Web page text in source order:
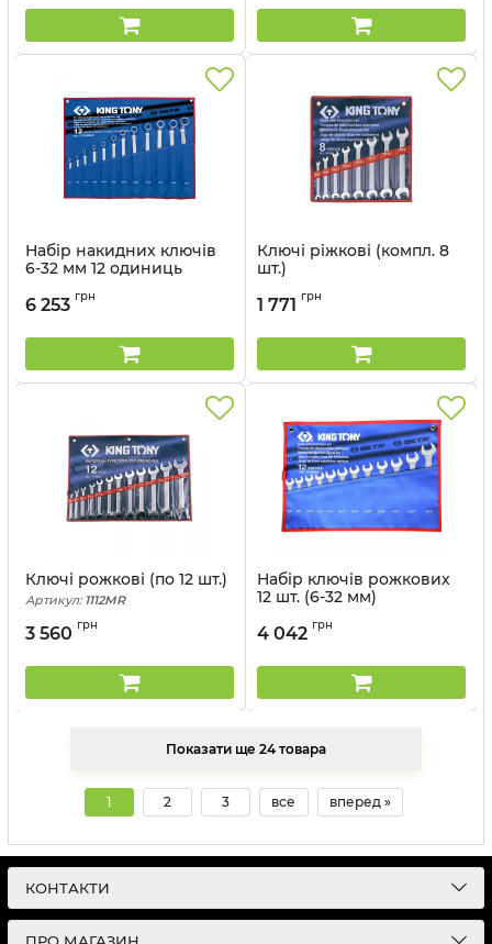
Набір накидних ключів
6-32 мм 12 одиниць
6 253 грн
Ключі ріжкові (компл. 8
шт.)
1 771 грн
Ключі рожкові (по 12 шт.)
Артикул: 1112MR
3 560 грн
Набір ключів рожкових
12 шт. (6-32 мм)
4 042 грн
Показати ще 24 товара
1 2 3 все вперед »
КОНТАКТИ